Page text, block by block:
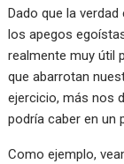
Dado que la
los apegos
realmente muy útil
que abarrotan
ejercicio, más nos
podría caber en un
Como ejemplo,